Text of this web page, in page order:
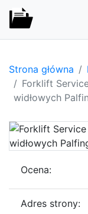
Strona główna
Forklift
widłowych
Ocena:
Adres strony: